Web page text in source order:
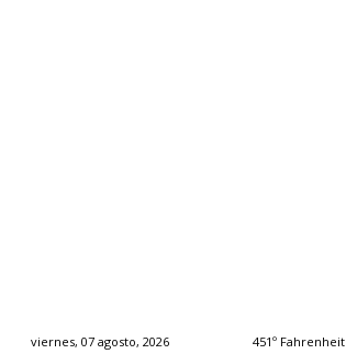
viernes, 07 agosto, 2026 451º Fahrenheit